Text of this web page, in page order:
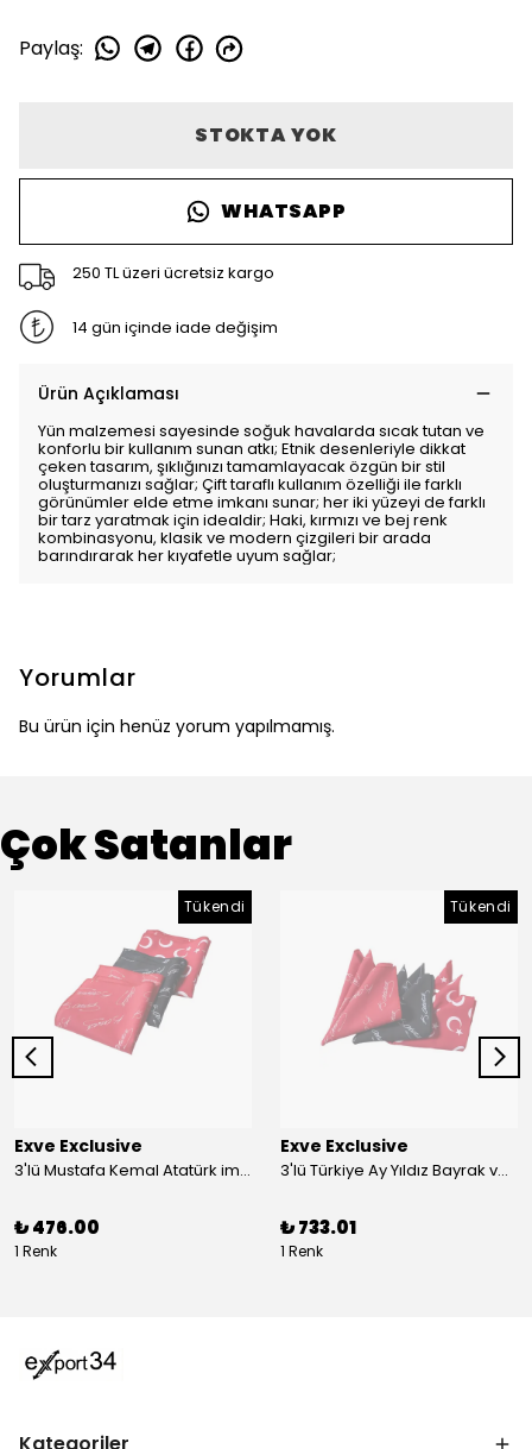
Paylaş:
STOKTA YOK
WHATSAPP
250 TL üzeri ücretsiz kargo
14 gün içinde iade değişim
Ürün Açıklaması
Yün malzemesi sayesinde soğuk havalarda sıcak tutan ve
konforlu bir kullanım sunan atkı; Etnik desenleriyle dikkat
çeken tasarım, şıklığınızı tamamlayacak özgün bir stil
oluşturmanızı sağlar; Çift taraflı kullanım özelliği ile farklı
görünümler elde etme imkanı sunar; her iki yüzeyi de farklı
bir tarz yaratmak için idealdir; Haki, kırmızı ve bej renk
kombinasyonu, klasik ve modern çizgileri bir arada
barındırarak her kıyafetle uyum sağlar;
Yorumlar
Bu ürün için henüz yorum yapılmamış.
Çok Satanlar
Tükendi
Exve Exclusive
3'lü Mustafa Kemal Atatürk imzalı ve Türkiye Ay Yıldız Bayraklı Kadın Fular Seti
₺ 476.00
1 Renk
Tükendi
Exve Exclusive
3'lü Türkiye Ay Yıldız Bayrak ve Mustafa Kemal Atatürk imzalı Kırmızı Siyah Yaka Mendili Seti
₺ 733.01
1 Renk